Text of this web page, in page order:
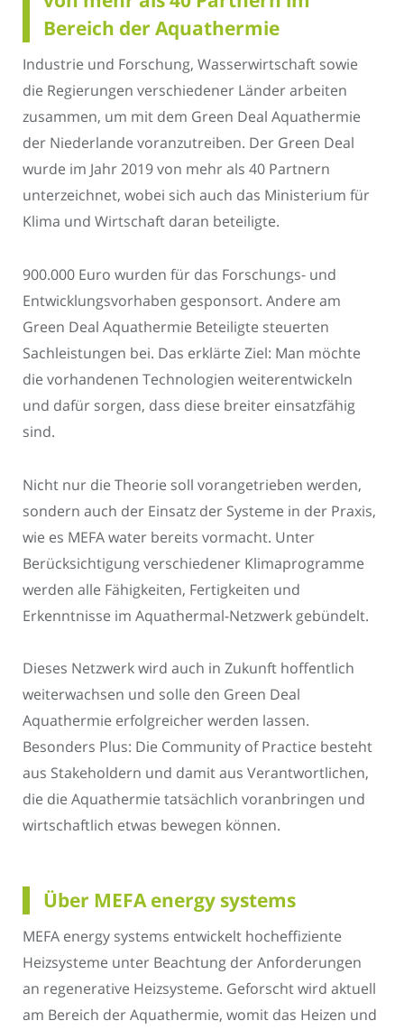
Bereich der Aquathermie
Industrie und Forschung, Wasserwirtschaft sowie
die Regierungen verschiedener Länder arbeiten
zusammen, um mit dem Green Deal Aquathermie
der Niederlande voranzutreiben. Der Green Deal
wurde im Jahr 2019 von mehr als 40 Partnern
unterzeichnet, wobei sich auch das Ministerium für
Klima und Wirtschaft daran beteiligte.
900.000 Euro wurden für das Forschungs- und
Entwicklungsvorhaben gesponsort. Andere am
Green Deal Aquathermie Beteiligte steuerten
Sachleistungen bei. Das erklärte Ziel: Man möchte
die vorhandenen Technologien weiterentwickeln
und dafür sorgen, dass diese breiter einsatzfähig
sind.
Nicht nur die Theorie soll vorangetrieben werden,
sondern auch der Einsatz der Systeme in der Praxis,
wie es MEFA water bereits vormacht. Unter
Berücksichtigung verschiedener Klimaprogramme
werden alle Fähigkeiten, Fertigkeiten und
Erkenntnisse im Aquathermal-Netzwerk gebündelt.
Dieses Netzwerk wird auch in Zukunft hoffentlich
weiterwachsen und solle den Green Deal
Aquathermie erfolgreicher werden lassen.
Besonders Plus: Die Community of Practice besteht
aus Stakeholdern und damit aus Verantwortlichen,
die die Aquathermie tatsächlich voranbringen und
wirtschaftlich etwas bewegen können.
Über MEFA energy systems
MEFA energy systems entwickelt hocheffiziente
Heizsysteme unter Beachtung der Anforderungen
an regenerative Heizsysteme. Geforscht wird aktuell
am Bereich der Aquathermie, womit das Heizen und